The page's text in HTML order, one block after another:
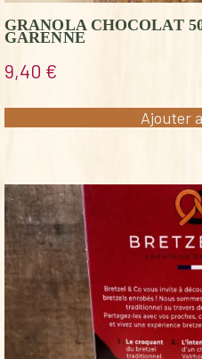
GRANOLA CHOCOLAT
GARENNE
9,40 €
Ajouter